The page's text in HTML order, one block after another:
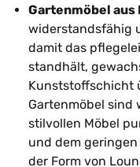
Gartenmöbel aus
widerstandsfähig
damit das
standhält,
Kunststoffschicht
Gartenmöbel sind
stilvollen Möbel
und dem
der Form von